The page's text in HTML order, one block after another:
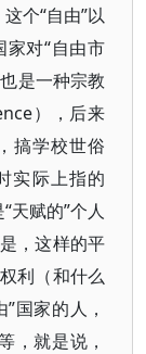
个“自由”以
对“自由市
是一种宗教
），后来
搞学校世俗
实际上指的
天赋的”个人
，这样的平
利（和什么
国家的人，
，就是说，